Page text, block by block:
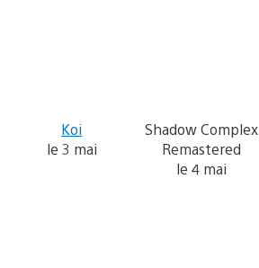
Koi
le 3 mai
Shadow Complex
Remastered
le 4 mai